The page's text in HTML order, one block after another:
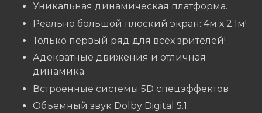
Уникальная динамическая платформа.
Реально большой плоский экран: 4м х 2.1м!
Только первый ряд для всех зрителей!
Адекватные движения и отличная
динамика.
Встроенные системы 5D спецэффектов
Объемный звук Dolby Digital 5.1.